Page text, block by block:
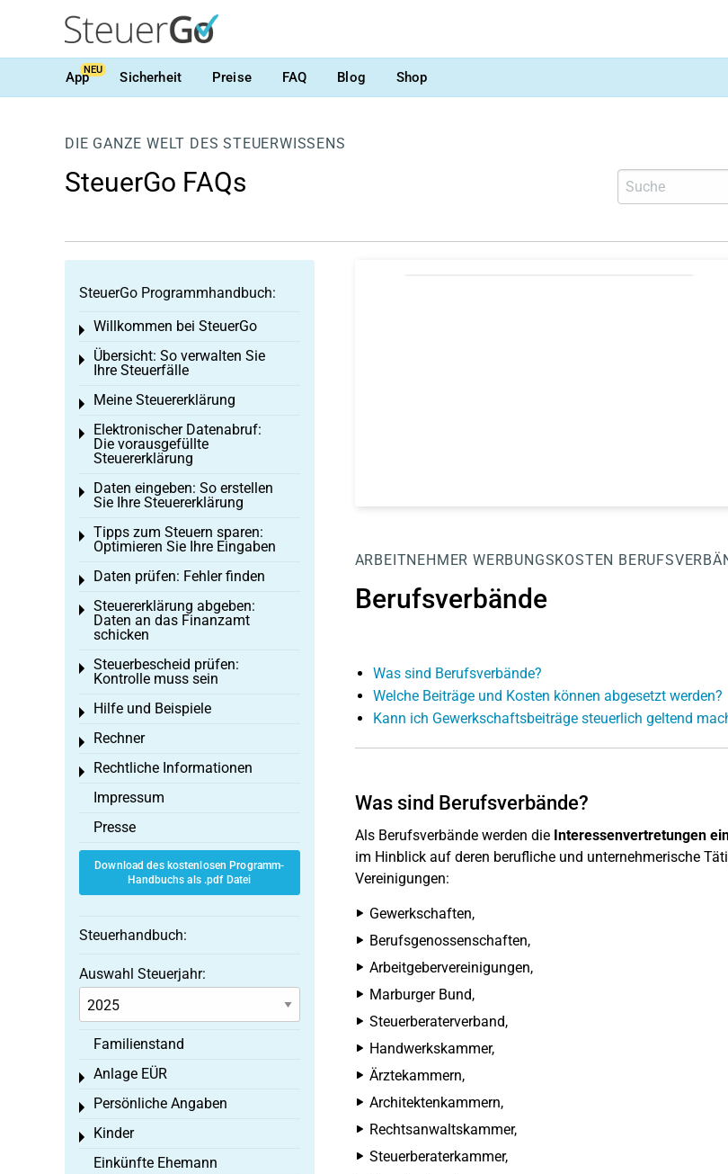
AppNEU Sicherheit Preise FAQ Blog Shop
DIE GANZE WELT DES STEUERWISSENS
SteuerGo FAQs
ARBEITNEHMER WERBUNGSKOSTEN
Berufsverbände
Was sind Berufsverbände?
Welche Beiträge und Kosten können abgesetzt werden?
Kann ich Gewerkschaftsbeiträge steuerlich geltend
Was sind Berufsverbände?
Als Berufsverbände werden die Interessenvertretungen
im Hinblick auf deren berufliche und unternehmerische
Vereinigungen:
Gewerkschaften,
Berufsgenossenschaften,
Arbeitgebervereinigungen,
Marburger Bund,
Steuerberaterverband,
Handwerkskammer,
Ärztekammern,
Architektenkammern,
Rechtsanwaltskammer,
Steuerberaterkammer,
SteuerGo Programmhandbuch:
Willkommen bei SteuerGo
Toggle menu
Übersicht: So verwalten Sie
Ihre Steuerfälle
Toggle menu
Meine Steuererklärung
Toggle menu
Elektronischer Datenabruf:
Die vorausgefüllte
Steuererklärung
Toggle menu
Daten eingeben: So erstellen
Sie Ihre Steuererklärung
Toggle menu
Tipps zum Steuern sparen:
Optimieren Sie Ihre Eingaben
Toggle menu
Daten prüfen: Fehler finden
Toggle menu
Steuererklärung abgeben:
Daten an das Finanzamt
schicken
Toggle menu
Steuerbescheid prüfen:
Kontrolle muss sein
Toggle menu
Hilfe und Beispiele
Toggle menu
Rechner
Toggle menu
Rechtliche Informationen
Toggle menu
Impressum
Presse
Download des kostenlosen Programm-
Handbuchs als .pdf Datei
Steuerhandbuch:
Auswahl Steuerjahr:
Familienstand
Anlage EÜR
Toggle menu
Persönliche Angaben
Toggle menu
Kinder
Toggle menu
Einkünfte Ehemann